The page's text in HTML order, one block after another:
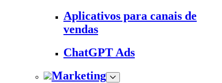
Aplicativos para canais de
vendas
ChatGPT Ads
Marketing